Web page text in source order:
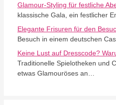
Glamour-Styling für festliche
klassische Gala, ein festlicher
Elegante Frisuren für den
Besuch in einem deutschen
Keine Lust auf Dresscode?
Traditionelle Spielotheken und
etwas Glamouröses an…